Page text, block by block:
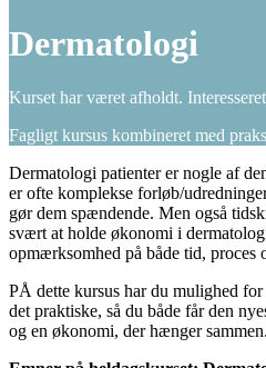
Dermatologi
Kurset har været afholdt.
Fagligt kursus kombineret med
Dermatologi patienter er nogle af
er ofte komplekse forløb/
gør dem spændende. Men også
svært at holde økonomi i
opmærksomhed på både tid, proces
PÅ dette kursus har du mulighed
det praktiske, så du både får den
og en økonomi, der hænger sammen.